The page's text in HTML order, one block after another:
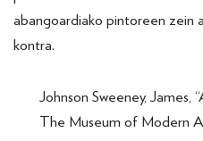
abangoardiako pintoreen zein
kontra.
Johnson Sweeney, James,
The Museum of Modern